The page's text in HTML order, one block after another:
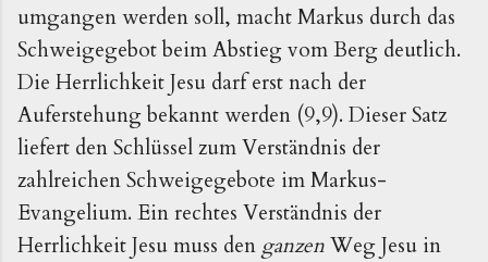
umgangen werden soll, macht Markus durch das
Schweigegebot beim Abstieg vom Berg deutlich.
Die Herrlichkeit Jesu darf erst nach der
Auferstehung bekannt werden (9,9). Dieser Satz
liefert den Schlüssel zum Verständnis der
zahlreichen Schweigegebote im Markus-
Evangelium. Ein rechtes Verständnis der
Herrlichkeit Jesu muss den ganzenWeg Jesu in